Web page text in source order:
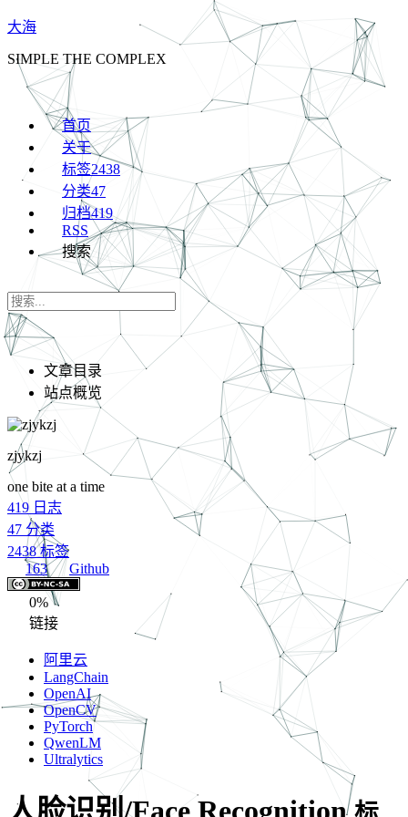
大海
SIMPLE THE COMPLEX
首页
关于
标签2438
分类47
归档419
RSS
搜索
文章目录
站点概览
zjykzj
one bite at a time
419 日志
47 分类
2438 标签
163
Github
0%
链接
阿里云
LangChain
OpenAI
OpenCV
PyTorch
QwenLM
Ultralytics